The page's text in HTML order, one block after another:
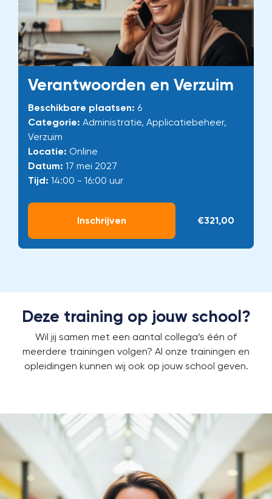
Verantwoorden en Verzuim
Beschikbare plaatsen: 6
Categorie: Administratie, Applicatiebeheer,
Verzuim
Locatie: Online
Datum: 17 mei 2027
Tijd: 14:00 - 16:00 uur
Inschrijven €321,00
Deze training op jouw school?
Wil jij samen met een aantal collega’s één of
meerdere trainingen volgen? Al onze trainingen en
opleidingen kunnen wij ook op jouw school geven.